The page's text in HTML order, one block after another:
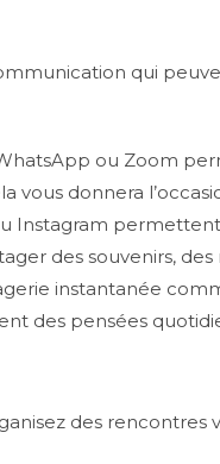
qui
ou Zoom
donnera
Instagram
des souvenirs,
instantanée
des pensées
des